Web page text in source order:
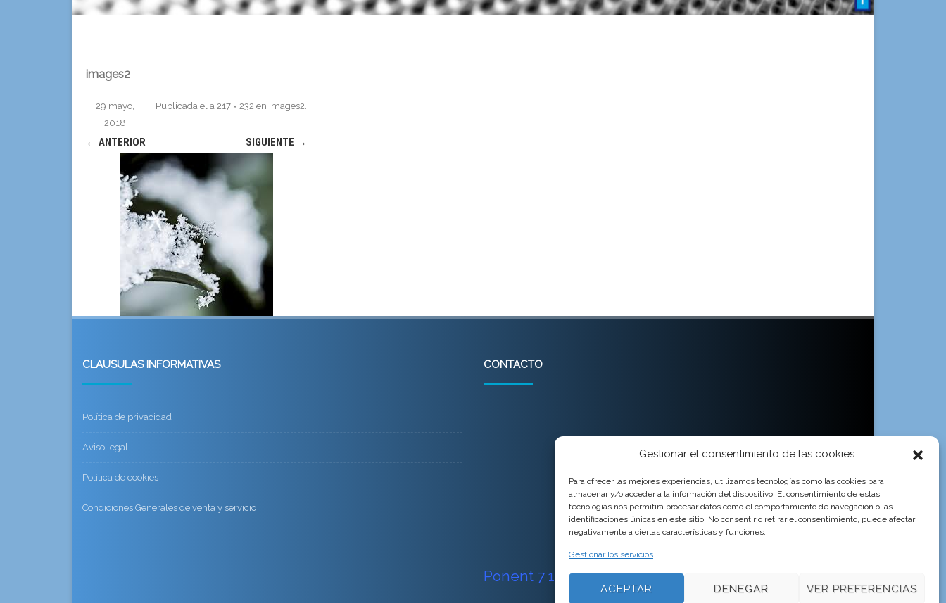
Gestionar el consentimiento de las cookies
Para ofrecer las mejores experiencias, utilizamos tecnologías como las cookies para
almacenar y/o acceder a la información del dispositivo. El consentimiento de estas
tecnologías nos permitirá procesar datos como el comportamiento de navegación o las
identificaciones únicas en este sitio. No consentir o retirar el consentimiento, puede afectar
negativamente a ciertas características y funciones.
Gestionar los servicios
ACEPTAR DENEGAR VER PREFERENCIAS
images2
Publicada el
29 mayo,
2018
a 217 × 232 en images2
← ANTERIOR SIGUIENTE →
CLAUSULAS INFORMATIVAS
Política de privacidad
Aviso legal
Política de cookies
Condiciones Generales de venta y servicio
CONTACTO
Ponent 7 17111 Vulpellac Girona